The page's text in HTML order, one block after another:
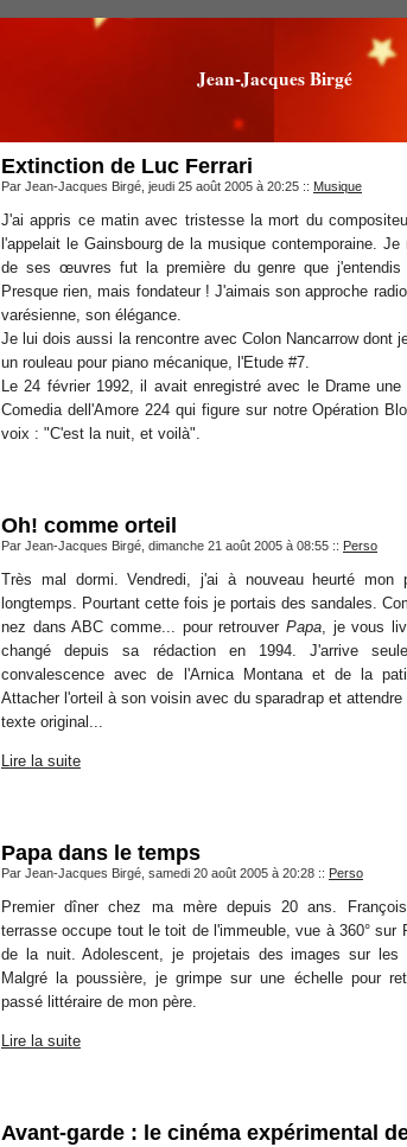
Jean-Jacques Birgé
Extinction de Luc Ferrari
Par Jean-Jacques Birgé, jeudi 25 août 2005 à 20:25 :: Musique
J'ai appris ce matin avec tristesse la mort du
l'appelait le Gainsbourg de la musique contemporaine.
de ses œuvres fut la première du genre que j'entendis
Presque rien, mais fondateur ! J'aimais son approche
varésienne, son élégance.
Je lui dois aussi la rencontre avec Colon Nancarrow dont
un rouleau pour piano mécanique, l'Etude #7.
Le 24 février 1992, il avait enregistré avec le Drame
Comedia dell'Amore 224 qui figure sur notre Opération
voix : "C'est la nuit, et voilà".
Oh! comme orteil
Par Jean-Jacques Birgé, dimanche 21 août 2005 à 08:55 :: Perso
Très mal dormi. Vendredi, j'ai à nouveau heurté mon
longtemps. Pourtant cette fois je portais des sandales.
nez dans ABC comme... pour retrouver Papa, je vous
changé depuis sa rédaction en 1994. J'arrive
convalescence avec de l'Arnica Montana et de la
Attacher l'orteil à son voisin avec du sparadrap et
texte original...
Lire la suite
Papa dans le temps
Par Jean-Jacques Birgé, samedi 20 août 2005 à 20:28 :: Perso
Premier dîner chez ma mère depuis 20 ans.
terrasse occupe tout le toit de l'immeuble, vue à 360° sur
de la nuit. Adolescent, je projetais des images sur les
Malgré la poussière, je grimpe sur une échelle pour
passé littéraire de mon père.
Lire la suite
Avant-garde : le cinéma expérimental